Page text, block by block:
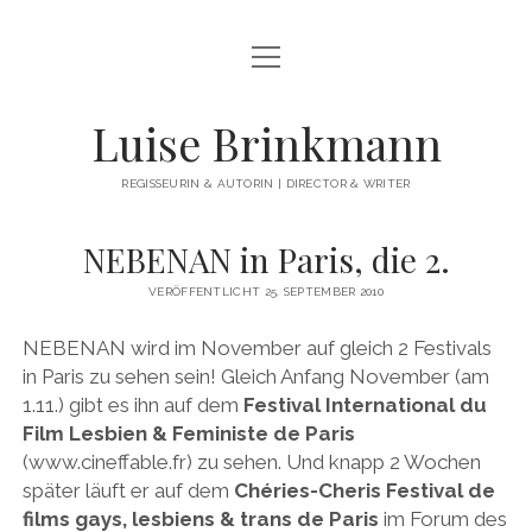
WILLKOMMEN
FILMBEISPIELE Menü
öffnen
DEIN PERFEKTES JAHR
ZITTERINCHEN
AUF UND ABLEBEN
WHERE’S THE MONEY, HONEY?
BEAT BEAT HEART
SPIELFILM-REIHEN & SERIEN Menü
öffnen
NÄCHSTE AUSFAHRT GLÜCK
MALIBU
SCHLOSS EINSTEIN
EMMAS WELT
DOKUMENTARFILME Menü
öffnen
I SLEEP IN THE RIVER’S BED
AM BAD
ATYPICAL
IN ENTWICKLUNG Menü
öffnen
LOVE GAP
AMOR (AT)
PRESSE
KONTAKT Menü
öffnen
KONTAKT
IMPRESSUM
DEUTSCH Menü
öffnen
DEUTSCH
Menü
öffnen
Luise Brinkmann
REGISSEURIN & AUTORIN | DIRECTOR & WRITER
NEBENAN in Paris, die 2.
VERÖFFENTLICHT 25. SEPTEMBER 2010
NEBENAN wird im November auf gleich 2 Festivals
in Paris zu sehen sein! Gleich Anfang November (am
1.11.) gibt es ihn auf dem Festival International du
Film Lesbien & Feministe de Paris
(www.cineffable.fr) zu sehen. Und knapp 2 Wochen
später läuft er auf dem Chéries-Cheris Festival de
films gays, lesbiens & trans de Paris im Forum des